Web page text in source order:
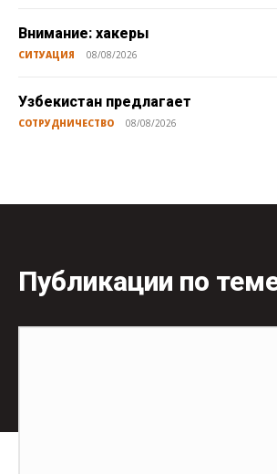
Внимание: хакеры
СИТУАЦИЯ 08/08/2026
Узбекистан предлагает
СОТРУДНИЧЕСТВО 08/08/2026
Публикации по